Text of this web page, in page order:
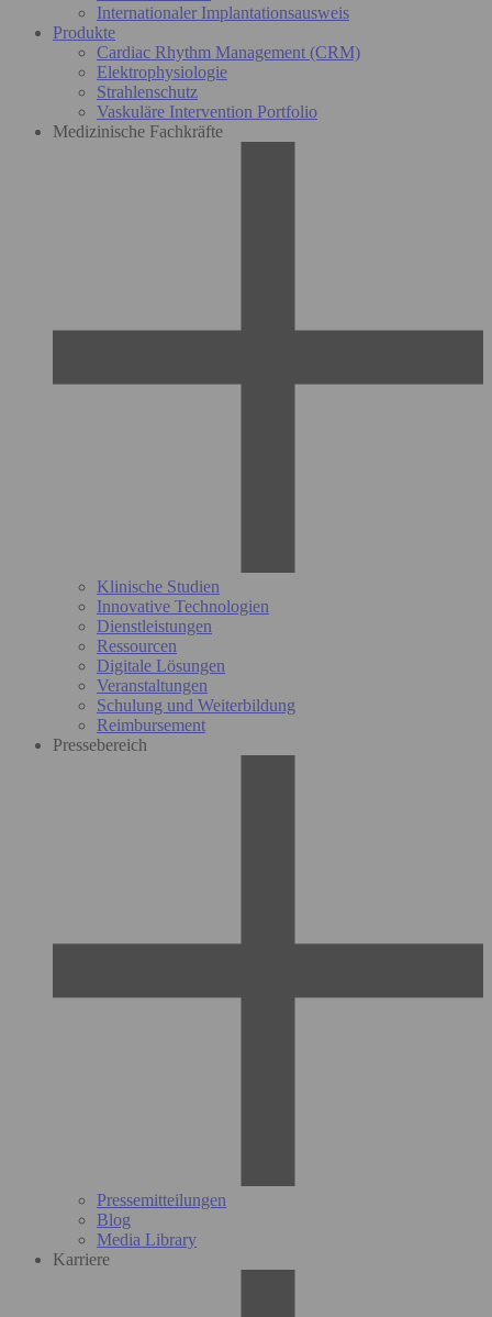
Internationaler Implantationsausweis
Produkte
Cardiac Rhythm Management (CRM)
Elektrophysiologie
Strahlenschutz
Vaskuläre Intervention Portfolio
Medizinische Fachkräfte
Klinische Studien
Innovative Technologien
Dienstleistungen
Ressourcen
Digitale Lösungen
Veranstaltungen
Schulung und Weiterbildung
Reimbursement
Pressebereich
Pressemitteilungen
Blog
Media Library
Karriere